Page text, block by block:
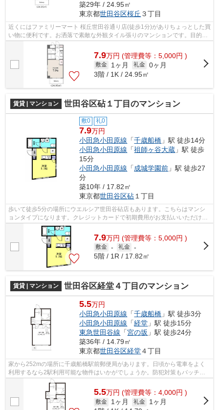
築29年 / 24.95㎡
東京都世田谷区桜丘 ３丁目
近くにはファミリーマート 桜丘世田谷通り店(徒歩1分)がありちょっとした買
い物に便利です。お洒落で素敵な外観タイル張りのマンションです。目的に
応じて選べる2駅利用可能なマンショ...
7.9万円 (管理費等：5,000円 )
敷金 1ヶ月 礼金 0ヶ月
3階 / 1K / 24.95㎡
賃貸 | マンション 世田谷区砧１丁目のマンション
敷0 礼0
7.9万円
小田急小田原線 「千歳船橋 」駅 徒歩14分
小田急小田原線 「祖師ヶ谷大蔵 」駅 徒歩
15分
小田急小田原線 「成城学園前 」駅 徒歩27
分
築10年 / 17.82㎡
東京都世田谷区砧 １丁目
歩いて徒歩5分の場所にウエルシア世田谷砧店もあります。こちらはマンシ
ョンタイプになります。クレジットカードで初期費用がお支払いいただける
ので、決済の手間が軽減できます。ニー...
7.9万円 (管理費等：5,000円 )
敷金 - 礼金 -
5階 / 1R / 17.82㎡
賃貸 | マンション 世田谷区経堂４丁目のマンション
5.5万円
小田急小田原線 「千歳船橋 」駅 徒歩3分
小田急小田原線 「経堂 」駅 徒歩15分
東急世田谷線 「宮の坂 」駅 徒歩24分
築36年 / 14.79㎡
東京都世田谷区経堂４丁目
家から252mの場所に千歳船橋駅前郵便局があります。日頃から電車をよく
利用するなら2駅利用可能な物件はいかがでしょうか。防犯対策もバッチリ
なマンションタイプの物件です。徒歩3分...
5.5万円 (管理費等：4,000円 )
敷金 1ヶ月 礼金
1ヶ月